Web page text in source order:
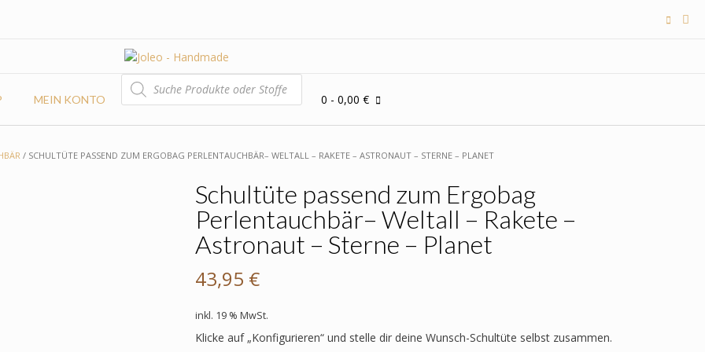
MEIN KONTO
PRODUCTS
SEARCH
0 - 0,00 €
/ SCHULTÜTE PASSEND ZUM ERGOBAG PERLENTAUCHBÄR– WELTALL – RAKETE – ASTRONAUT – STERNE – PLANET
Schultüte passend zum Ergobag
Perlentauchbär– Weltall – Rakete –
Astronaut – Sterne – Planet
43,95 €
inkl. 19 % MwSt.
Klicke auf „Konfigurieren“ und stelle dir deine Wunsch-Schultüte selbst zusammen.